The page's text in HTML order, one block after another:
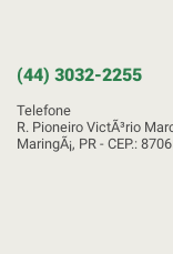
(44) 3032-2255
Telefone
R. Pioneiro VictÃ³rio
MaringÃ¡, PR - CEP.: